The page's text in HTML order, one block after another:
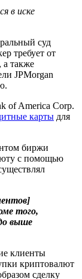
в иске
суд
требует от
а также
JPMorgan
of America Corp.
карты для
биржи
с помощью
того,
выше
клиенты
криптовалют
сделку